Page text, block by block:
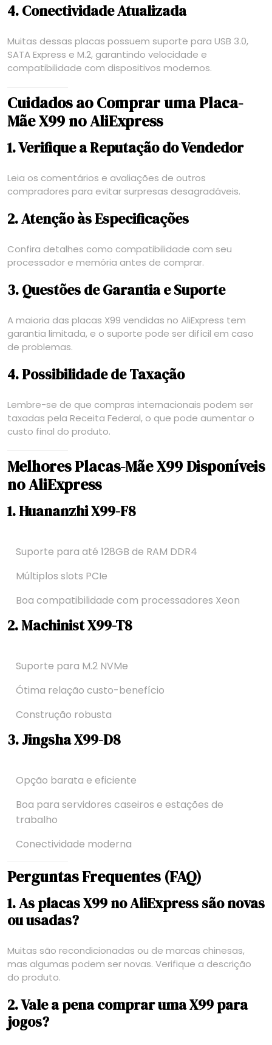
4. Conectividade Atualizada
Muitas dessas placas possuem suporte para USB 3.0,
SATA Express e M.2, garantindo velocidade e
compatibilidade com dispositivos modernos.
Cuidados ao Comprar uma Placa-
Mãe X99 no AliExpress
1. Verifique a Reputação do Vendedor
Leia os comentários e avaliações de outros
compradores para evitar surpresas desagradáveis.
2. Atenção às Especificações
Confira detalhes como compatibilidade com seu
processador e memória antes de comprar.
3. Questões de Garantia e Suporte
A maioria das placas X99 vendidas no AliExpress tem
garantia limitada, e o suporte pode ser difícil em caso
de problemas.
4. Possibilidade de Taxação
Lembre-se de que compras internacionais podem ser
taxadas pela Receita Federal, o que pode aumentar o
custo final do produto.
Melhores Placas-Mãe X99 Disponíveis
no AliExpress
1. Huananzhi X99-F8
Suporte para até 128GB de RAM DDR4
Múltiplos slots PCIe
Boa compatibilidade com processadores Xeon
2. Machinist X99-T8
Suporte para M.2 NVMe
Ótima relação custo-benefício
Construção robusta
3. Jingsha X99-D8
Opção barata e eficiente
Boa para servidores caseiros e estações de
trabalho
Conectividade moderna
Perguntas Frequentes (FAQ)
1. As placas X99 no AliExpress são novas
ou usadas?
Muitas são recondicionadas ou de marcas chinesas,
mas algumas podem ser novas. Verifique a descrição
do produto.
2. Vale a pena comprar uma X99 para
jogos?